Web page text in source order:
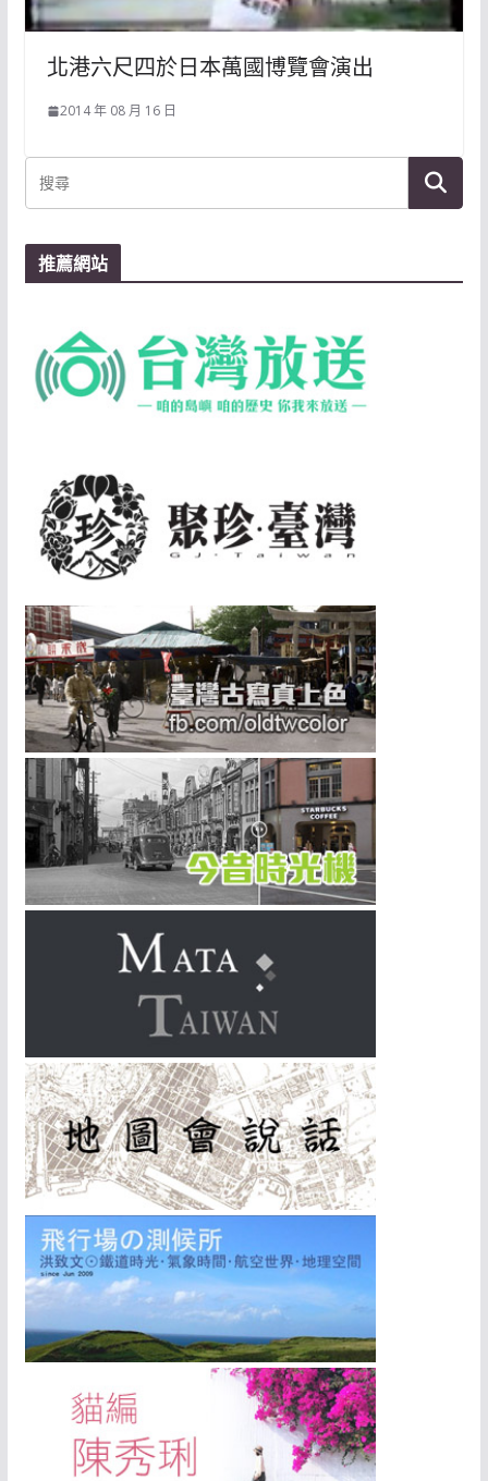
北港六尺四於日本萬國博覽會演出
2014 年 08 月 16 日
推薦網站